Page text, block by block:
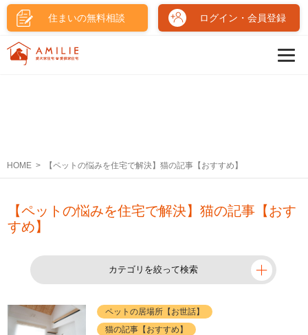
住まいの無料相談 ログイン・会員登録
HOME 【ペットの悩みを住宅で解決】猫の記事【おすすめ】
【ペットの悩みを住宅で解決】猫の記事【おす
すめ】
カテゴリを絞って検索
ペットの居場所【お世話】
猫の記事【おすすめ】